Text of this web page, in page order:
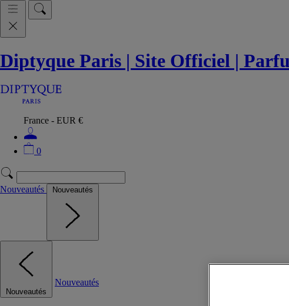
Diptyque Paris | Site Officiel |
France - EUR €
0
Nouveautés Nouveautés
Nouveautés
Nouveautés